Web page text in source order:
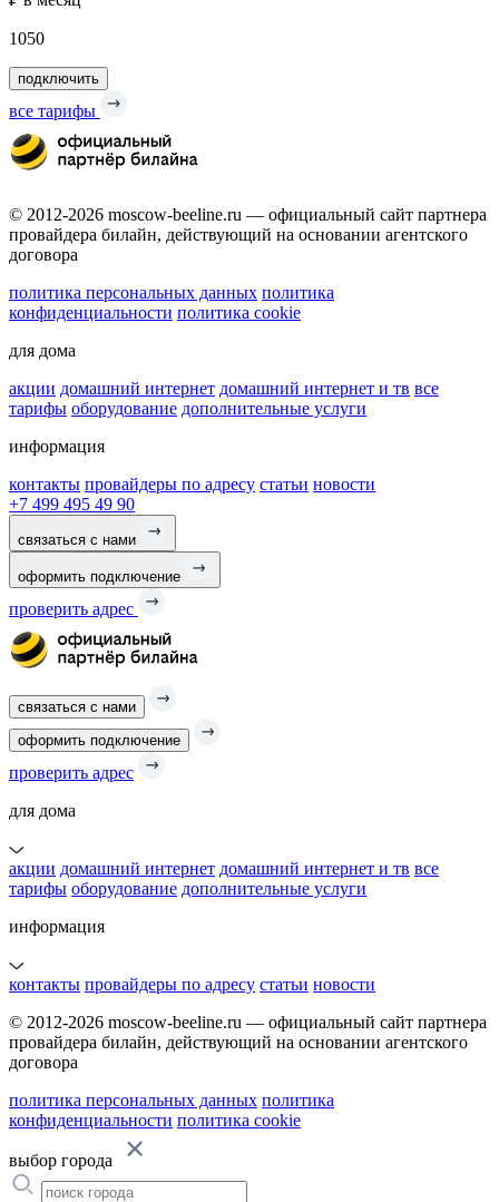
1050
подключить
все тарифы
© 2012-2026 moscow-beeline.ru — официальный сайт партнера
провайдера билайн, действующий на основании агентского
договора
политика персональных данных политика
конфиденциальности политика cookie
для дома
акции домашний интернет домашний интернет и тв все
тарифы оборудование дополнительные услуги
информация
контакты провайдеры по адресу статьи новости
+7 499 495 49 90
связаться с нами
оформить подключение
проверить адрес
связаться с нами
оформить подключение
проверить адрес
для дома
акции домашний интернет домашний интернет и тв все
тарифы оборудование дополнительные услуги
информация
контакты провайдеры по адресу статьи новости
© 2012-2026 moscow-beeline.ru — официальный сайт партнера
провайдера билайн, действующий на основании агентского
договора
политика персональных данных политика
конфиденциальности политика cookie
выбор города